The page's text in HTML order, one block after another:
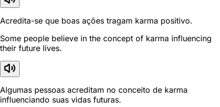
Acredita-se que boas ações tragam karma positivo.
Some people believe in the concept of karma influencing
their future lives.
Algumas pessoas acreditam no conceito de karma
influenciando suas vidas futuras.